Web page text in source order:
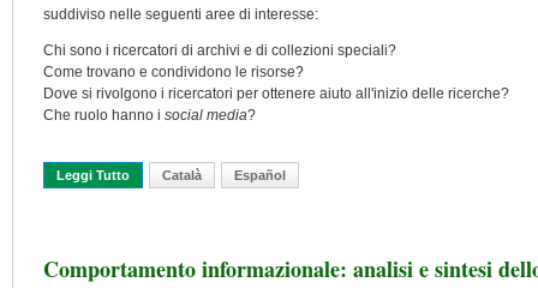
suddiviso nelle seguenti aree di interesse:
Chi sono i ricercatori di archivi e di collezioni speciali?
Come trovano e condividono le risorse?
Dove si rivolgono i ricercatori per ottenere aiuto all'inizio delle ricerche?
Che ruolo hanno i social media?
Leggi Tutto Su Tuffarsi Nella Comunità Archivistica
Català Español
Comportamento informazionale: analisi e sintesi